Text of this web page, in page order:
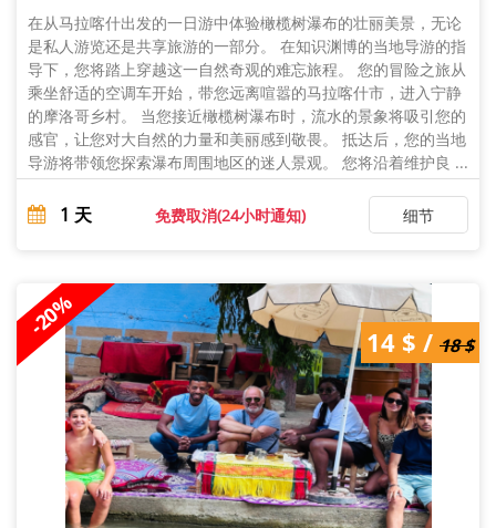
在从马拉喀什出发的一日游中体验橄榄树瀑布的壮丽美景，无论
是私人游览还是共享旅游的一部分。 在知识渊博的当地导游的指
导下，您将踏上穿越这一自然奇观的难忘旅程。 您的冒险之旅从
乘坐舒适的空调车开始，带您远离喧嚣的马拉喀什市，进入宁静
的摩洛哥乡村。 当您接近橄榄树瀑布时，流水的景象将吸引您的
感官，让您对大自然的力量和美丽感到敬畏。 抵达后，您的当地
导游将带领您探索瀑布周围地区的迷人景观。 您将沿着维护良 ...
1 天 免费取消(24小时通知) 细节
-20%
18 $ / 14 $
14 $ / 18 $